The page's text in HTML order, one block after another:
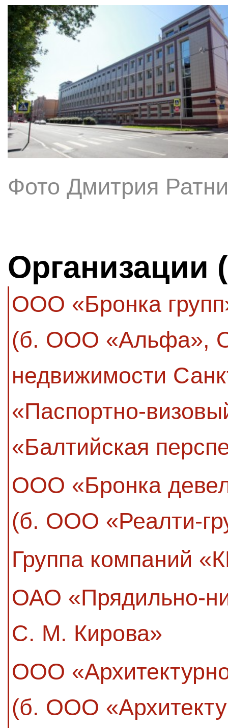
Фото Дмитрия
Организации
ООО «Бронка
(б. ООО «Альфа»,
недвижимости
«Паспортно-
«Балтийская
ООО «Бронка
(б. ООО «Реалти-
Группа компаний
ОАО «Прядильно-
С. М. Кирова»
ООО
(б. ООО